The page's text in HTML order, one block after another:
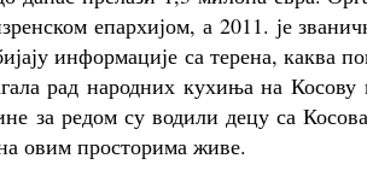
епархијом, а 2011. је
информације са терена, каква
рад народних кухиња на
за редом су водили децу са
овим просторима живе.